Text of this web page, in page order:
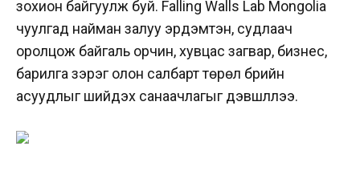
зохион байгуулж буй. Falling Walls Lab Mongolia
чуулгад найман залуу эрдэмтэн, судлаач
оролцож байгаль орчин, хувцас загвар, бизнес,
барилга зэрэг олон салбарт төрөл бүрийн
асуудлыг шийдэх санаачлагыг дэвшүүллээ.